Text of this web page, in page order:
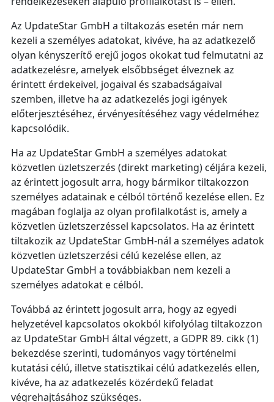
Az UpdateStar GmbH a tiltakozás esetén már nem
kezeli a személyes adatokat, kivéve, ha az adatkezelő
olyan kényszerítő erejű jogos okokat tud felmutatni az
adatkezelésre, amelyek elsőbbséget élveznek az
érintett érdekeivel, jogaival és szabadságaival
szemben, illetve ha az adatkezelés jogi igények
előterjesztéséhez, érvényesítéséhez vagy védelméhez
kapcsolódik.
Ha az UpdateStar GmbH a személyes adatokat
közvetlen üzletszerzés (direkt marketing) céljára kezeli,
az érintett jogosult arra, hogy bármikor tiltakozzon
személyes adatainak e célból történő kezelése ellen. Ez
magában foglalja az olyan profilalkotást is, amely a
közvetlen üzletszerzéssel kapcsolatos. Ha az érintett
tiltakozik az UpdateStar GmbH‑nál a személyes adatok
közvetlen üzletszerzési célú kezelése ellen, az
UpdateStar GmbH a továbbiakban nem kezeli a
személyes adatokat e célból.
Továbbá az érintett jogosult arra, hogy az egyedi
helyzetével kapcsolatos okokból kifolyólag tiltakozzon
az UpdateStar GmbH által végzett, a GDPR 89. cikk (1)
bekezdése szerinti, tudományos vagy történelmi
kutatási célú, illetve statisztikai célú adatkezelés ellen,
kivéve, ha az adatkezelés közérdekű feladat
végrehajtásához szükséges.